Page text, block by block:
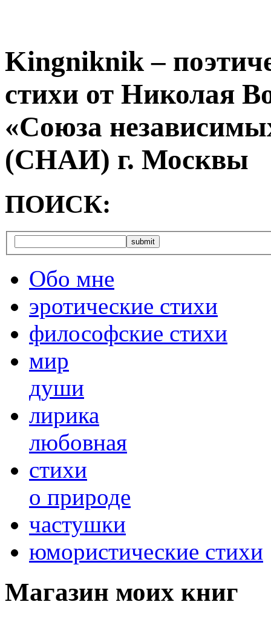
Kingniknik –
стихи от Николая
«Союза
(СНАИ) г. Москвы
ПОИСК:
Обо мне
эротические стихи
философские стихи
мир
души
лирика
любовная
cтихи
о природе
частушки
юмористические стихи
Магазин моих книг